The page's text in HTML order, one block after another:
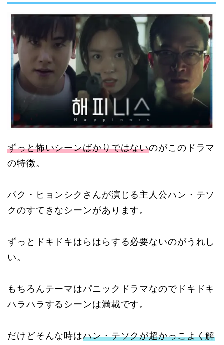
ずっと怖いシーンばかりではないのがこのドラマ
の特徴。
パク・ヒョンシクさんが演じる主人公ハン・テソ
クのすてきなシーンがあります。
ずっとドキドキはらはらする必要ないのがうれし
い。
もちろんテーマはパニックドラマなのでドキドキ
ハラハラするシーンは満載です。
だけどそんな時はハン・テソクが超かっこよく解